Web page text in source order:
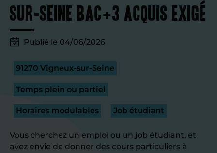
sur-Seine Bac+3 acquis exigé
Publié le 04/06/2026
91270 Vigneux-sur-Seine
Temps plein ou partiel
Horaires modulables Job étudiant
Vous cherchez un emploi ou un job étudiant, et
avez envie de donner des cours particuliers à